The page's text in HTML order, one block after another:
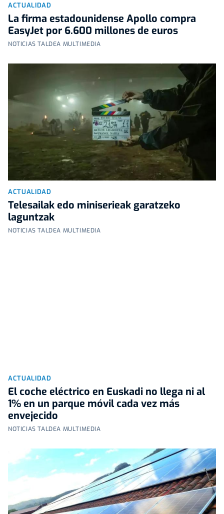
ACTUALIDAD
La firma estadounidense Apollo compra
EasyJet por 6.600 millones de euros
NOTICIAS TALDEA MULTIMEDIA
ACTUALIDAD
Telesailak edo miniserieak garatzeko
laguntzak
NOTICIAS TALDEA MULTIMEDIA
ACTUALIDAD
El coche eléctrico en Euskadi no llega ni al
1% en un parque móvil cada vez más
envejecido
NOTICIAS TALDEA MULTIMEDIA